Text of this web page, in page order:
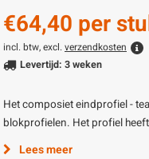
€64,40 per
incl. btw, excl. verzendkosten
Levertijd: 3 weken
Het composiet eindprofiel -
blokprofielen. Het profiel
Lees meer